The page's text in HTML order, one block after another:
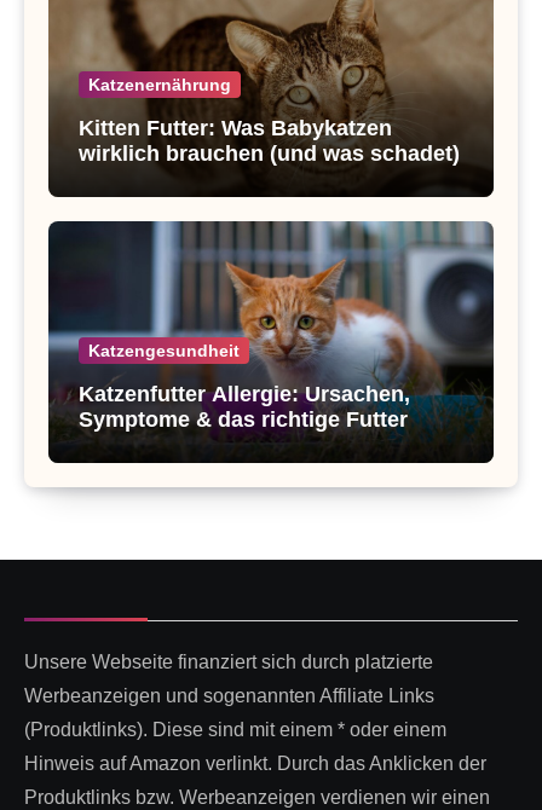
Katzenernährung
Kitten Futter: Was Babykatzen
wirklich brauchen (und was schadet)
Katzengesundheit
Katzenfutter Allergie: Ursachen,
Symptome & das richtige Futter
Unsere Webseite finanziert sich durch platzierte
Werbeanzeigen und sogenannten Affiliate Links
(Produktlinks). Diese sind mit einem * oder einem
Hinweis auf Amazon verlinkt. Durch das Anklicken der
Produktlinks bzw. Werbeanzeigen verdienen wir einen